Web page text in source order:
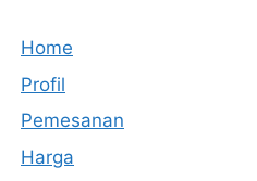
Home
Profil
Pemesanan
Harga